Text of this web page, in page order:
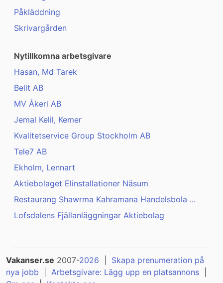
Påkläddning
Skrivargården
Nytillkomna arbetsgivare
Hasan, Md Tarek
Belit AB
MV Åkeri AB
Jemal Kelil, Kemer
Kvalitetservice Group Stockholm AB
Tele7 AB
Ekholm, Lennart
Aktiebolaget Elinstallationer Näsum
Restaurang Shawrma Kahramana Handelsbola ...
Lofsdalens Fjällanläggningar Aktiebolag
Vakanser.se 2007-2026
Skapa prenumeration på
nya jobb
Arbetsgivare: Lägg upp en platsannons